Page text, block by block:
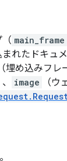
（ main_frame
れたドキュ
（埋め込みフ
image
（